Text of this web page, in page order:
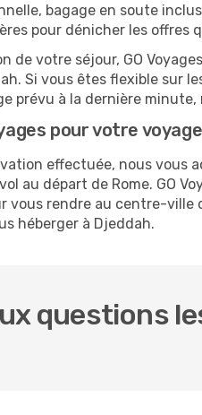
bagage en soute
pour dénicher les offres
de votre séjour, GO
Si vous êtes flexible sur
prévu à la dernière
pour votre
effectuée, nous vous
au départ de Rome. GO
vous rendre au centre-
héberger à Djeddah.
questions